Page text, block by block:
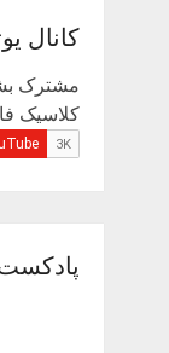
کانال
مشترک
کلاسیک